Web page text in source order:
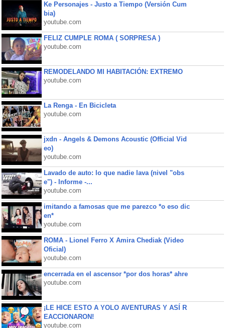
Ke Personajes - Justo a Tiempo (Versión Cum
bia)
youtube.com
FELIZ CUMPLE ROMA ( SORPRESA )
youtube.com
REMODELANDO MI HABITACIÓN: EXTREMO
youtube.com
La Renga - En Bicicleta
youtube.com
jxdn - Angels & Demons Acoustic (Official Vid
eo)
youtube.com
Lavado de auto: lo que nadie lava (nivel "obs
e") - Informe -...
youtube.com
imitando a famosas que me parezco *o eso dic
en*
youtube.com
ROMA - Lionel Ferro X Amira Chediak (Video
Oficial)
youtube.com
encerrada en el ascensor *por dos horas* ahre
youtube.com
¡LE HICE ESTO A YOLO AVENTURAS Y ASÍ R
EACCIONARON!
youtube.com